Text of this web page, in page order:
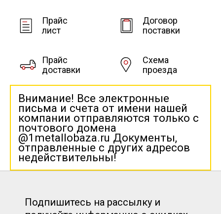
Прайс
лист
Договор
поставки
Прайс
доставки
Схема
проезда
Внимание! Все электронные
письма и счета от имени нашей
компании отправляются только с
почтового домена
@1metallobaza.ru Документы,
отправленные с других адресов
недействительны!
Подпишитесь на рассылку и